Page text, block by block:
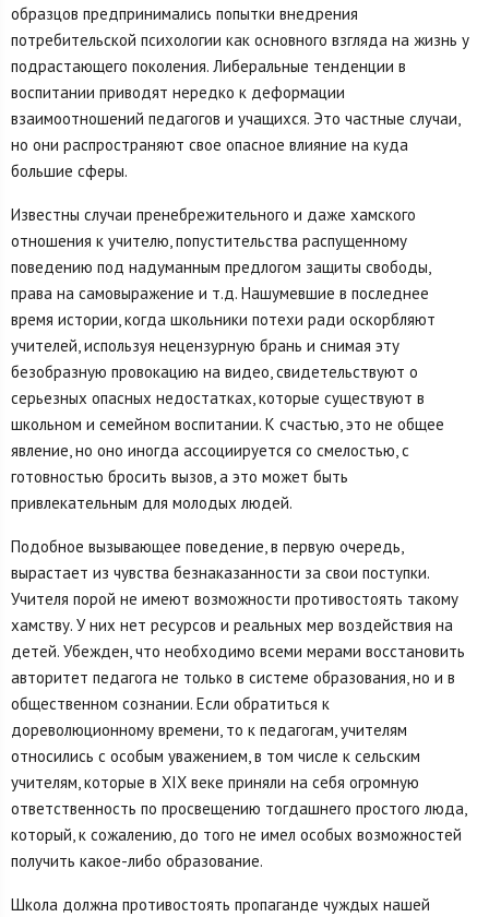
образцов предпринимались попытки внедрения
потребительской психологии как основного взгляда на жизнь у
подрастающего поколения. Либеральные тенденции в
воспитании приводят нередко к деформации
взаимоотношений педагогов и учащихся. Это частные случаи,
но они распространяют свое опасное влияние на куда
большие сферы.
Известны случаи пренебрежительного и даже хамского
отношения к учителю, попустительства распущенному
поведению под надуманным предлогом защиты свободы,
права на самовыражение и т.д. Нашумевшие в последнее
время истории, когда школьники потехи ради оскорбляют
учителей, используя нецензурную брань и снимая эту
безобразную провокацию на видео, свидетельствуют о
серьезных опасных недостатках, которые существуют в
школьном и семейном воспитании. К счастью, это не общее
явление, но оно иногда ассоциируется со смелостью, с
готовностью бросить вызов, а это может быть
привлекательным для молодых людей.
Подобное вызывающее поведение, в первую очередь,
вырастает из чувства безнаказанности за свои поступки.
Учителя порой не имеют возможности противостоять такому
хамству. У них нет ресурсов и реальных мер воздействия на
детей. Убежден, что необходимо всеми мерами восстановить
авторитет педагога не только в системе образования, но и в
общественном сознании. Если обратиться к
дореволюционному времени, то к педагогам, учителям
относились с особым уважением, в том числе к сельским
учителям, которые в XIX веке приняли на себя огромную
ответственность по просвещению тогдашнего простого люда,
который, к сожалению, до того не имел особых возможностей
получить какое-либо образование.
Школа должна противостоять пропаганде чуждых нашей